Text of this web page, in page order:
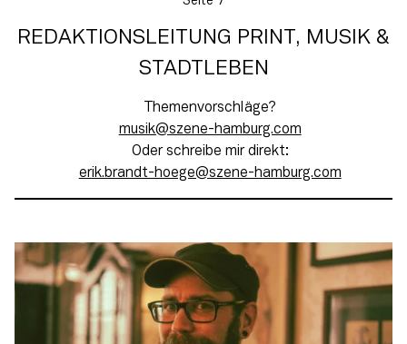
REDAKTIONSLEITUNG PRINT, MUSIK &
STADTLEBEN
Themenvorschläge?
moc.grubmah-enezs@kisum
Oder schreibe mir direkt:
moc.grubmah-enezs@egeoh-tdnarb.kire